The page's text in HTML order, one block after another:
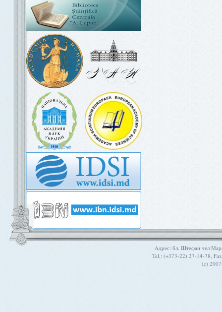
Aдрес: бл. Штефан чел
Tel.: (+373-22) 27-14-78,
(c)